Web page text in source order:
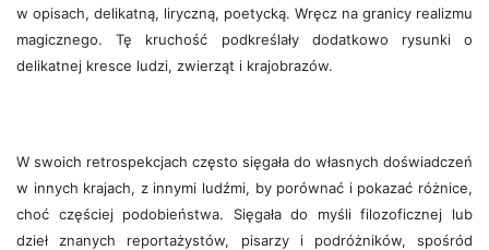
w opisach, delikatną, liryczną, poetycką. Wręcz na granicy realizmu
magicznego. Tę kruchość podkreślały dodatkowo rysunki o
delikatnej kresce ludzi, zwierząt i krajobrazów.
W swoich retrospekcjach często sięgała do własnych doświadczeń
w innych krajach, z innymi ludźmi, by porównać i pokazać różnice,
choć częściej podobieństwa. Sięgała do myśli filozoficznej lub
dzieł znanych reportażystów, pisarzy i podróżników, spośród